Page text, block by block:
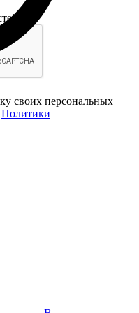
своих персональных
Политики